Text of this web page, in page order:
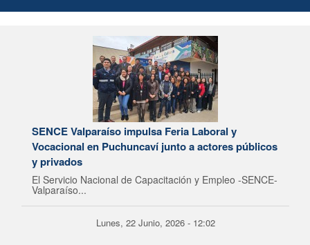
SENCE Valparaíso impulsa Feria Laboral y
Vocacional en Puchuncaví junto a actores públicos
y privados
El Servicio Nacional de Capacitación y Empleo -SENCE-
Valparaíso...
Lunes, 22 Junio, 2026 - 12:02